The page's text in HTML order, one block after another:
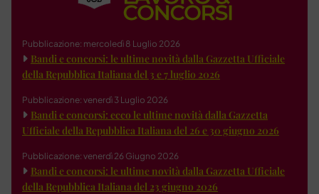
Pubblicazione: mercoledì 8 Luglio 2026
Bandi e concorsi: le ultime novità dalla Gazzetta Ufficiale
della Repubblica Italiana del 3 e 7 luglio 2026
Pubblicazione: venerdì 3 Luglio 2026
Bandi e concorsi: ecco le ultime novità dalla Gazzetta
Ufficiale della Repubblica Italiana del 26 e 30 giugno 2026
Pubblicazione: venerdì 26 Giugno 2026
Bandi e concorsi: le ultime novità dalla Gazzetta Ufficiale
della Repubblica Italiana del 23 giugno 2026